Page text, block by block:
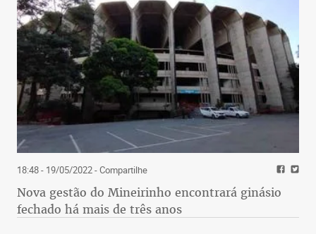
18:48 - 19/05/2022- Compartilhe
Nova gestão do Mineirinho encontrará ginásio
fechado há mais de três anos